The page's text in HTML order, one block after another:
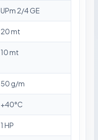
UPm 2/4 GE
20 mt
10 mt
50 g/m
+40°C
1 HP